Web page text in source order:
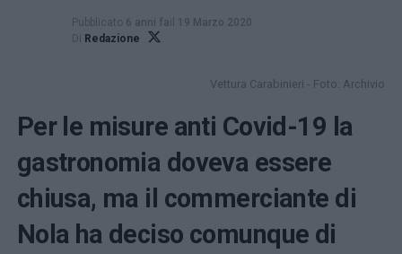
Pubblicato 6 anni fail 19 Marzo 2020
Di Redazione
Vettura Carabinieri - Foto: Archivio
Per le misure anti Covid-19 la
gastronomia doveva essere
chiusa, ma il commerciante di
Nola ha deciso comunque di